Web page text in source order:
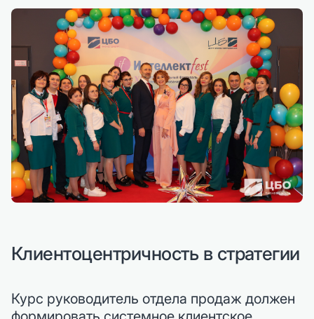
Клиентоцентричность в стратегии
Курс руководитель отдела продаж должен